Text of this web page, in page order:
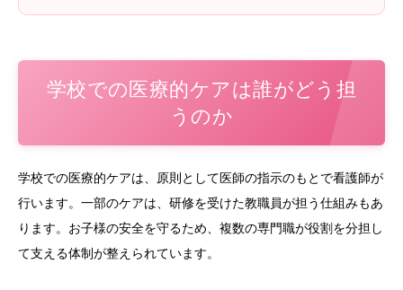
学校での医療的ケアは誰がどう担
うのか
学校での医療的ケアは、原則として医師の指示のもとで看護師が
行います。一部のケアは、研修を受けた教職員が担う仕組みもあ
ります。お子様の安全を守るため、複数の専門職が役割を分担し
て支える体制が整えられています。